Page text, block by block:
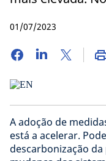
01/07/2023
A adoção de
está a acelerar.
descarbonização